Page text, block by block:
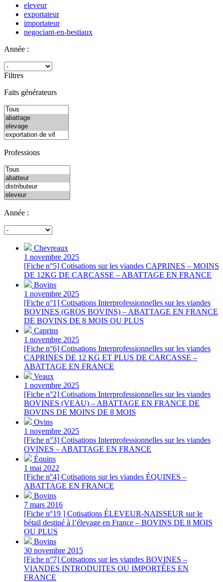
eleveur
exportateur
importateur
negociant-en-bestiaux
Année :
Filtres
Faits générateurs
Professions
Année :
Chevreaux
1 novembre 2025
[Fiche n°5] Cotisations sur les viandes CAPRINES – MOINS
DE 12KG DE CARCASSE – ABATTAGE EN FRANCE
Bovins
1 novembre 2025
[Fiche n°1] Cotisations Interprofessionnelles sur les viandes
BOVINES (GROS BOVINS) – ABATTAGE EN FRANCE
DE BOVINS DE 8 MOIS OU PLUS
Caprins
1 novembre 2025
[Fiche n°6] Cotisations Interprofessionnelles sur les viandes
CAPRINES DE 12 KG ET PLUS DE CARCASSE –
ABATTAGE EN FRANCE
Veaux
1 novembre 2025
[Fiche n°2] Cotisations Interprofessionnelles sur les viandes
BOVINES (VEAU) – ABATTAGE EN FRANCE DE
BOVINS DE MOINS DE 8 MOIS
Ovins
1 novembre 2025
[Fiche n°3] Cotisations Interprofessionnelles sur les viandes
OVINES – ABATTAGE EN FRANCE
Équins
1 mai 2022
[Fiche n°4] Cotisations sur les viandes ÉQUINES –
ABATTAGE EN FRANCE
Bovins
7 mars 2016
[Fiche n°19 ] Cotisations ÉLEVEUR-NAISSEUR sur le
bétail destiné à l’élevage en France – BOVINS DE 8 MOIS
OU PLUS
Bovins
30 novembre 2015
[Fiche n°7] Cotisations sur les viandes BOVINES –
VIANDES INTRODUITES OU IMPORTÉES EN
FRANCE